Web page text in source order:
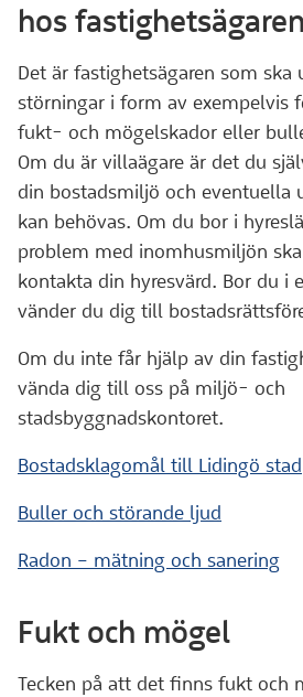
hos fastighetsägaren
Det är fastighetsägaren som ska
störningar i form av exempelvis
fukt- och mögelskador eller
Om du är villaägare är det du
din bostadsmiljö och eventuella
kan behövas. Om du bor i
problem med inomhusmiljön
kontakta din hyresvärd. Bor du i
vänder du dig till
Om du inte får hjälp av din
vända dig till oss på miljö- och
stadsbyggnadskontoret.
Bostadsklagomål till Lidingö stad
Buller och störande ljud
Radon – mätning och sanering
Fukt och mögel
Tecken på att det finns fukt och